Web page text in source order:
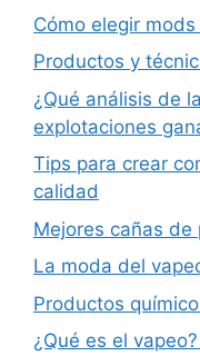
Cómo elegir
Productos y
¿Qué análisis de
explotaciones
Tips para crear
calidad
Mejores cañas de
La moda del
Productos
¿Qué es el